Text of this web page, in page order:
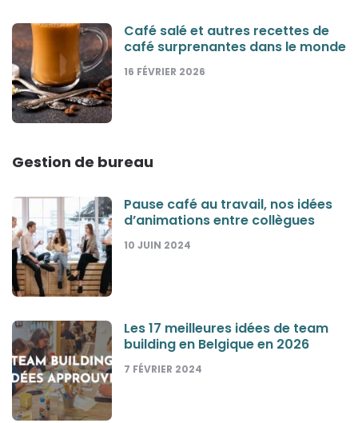
Café salé et autres recettes de
café surprenantes dans le monde
16 FÉVRIER 2026
Gestion de bureau
Pause café au travail, nos idées
d’animations entre collègues
10 JUIN 2024
Les 17 meilleures idées de team
building en Belgique en 2026
7 FÉVRIER 2024